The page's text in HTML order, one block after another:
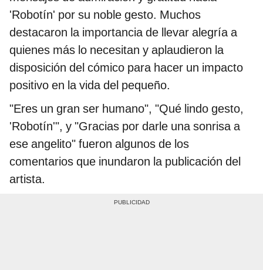
'Robotín' por su noble gesto. Muchos
destacaron la importancia de llevar alegría a
quienes más lo necesitan y aplaudieron la
disposición del cómico para hacer un impacto
positivo en la vida del pequeño.
"Eres un gran ser humano", "Qué lindo gesto,
'Robotín'", y "Gracias por darle una sonrisa a
ese angelito" fueron algunos de los
comentarios que inundaron la publicación del
artista.